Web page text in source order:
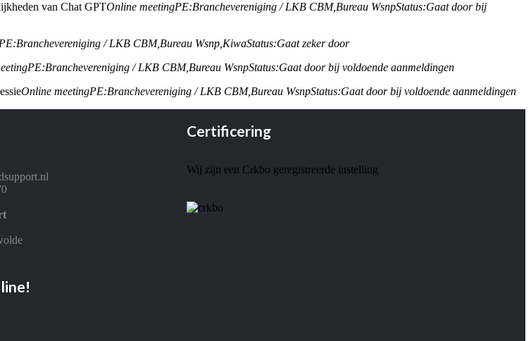
van Chat GPTOnline meetingPE:Branchevereniging / LKB CBM, Bureau WsnpStatus:Gaat door bij
Branchevereniging / LKB CBM, Bureau Wsnp, KiwaStatus:Gaat zeker door
PE:Branchevereniging / LKB CBM, Bureau WsnpStatus:Gaat door bij voldoende aanmeldingen
Online meetingPE:Branchevereniging / LKB CBM, Bureau WsnpStatus:Gaat door bij voldoende aanmeldingen
Certificering
Wij zijn een Crkbo geregistreerde instelling